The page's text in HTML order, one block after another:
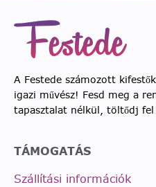
A Festede számozott
igazi művész! Fesd meg a
tapasztalat nélkül, töltődj
TÁMOGATÁS
Szállítási információk